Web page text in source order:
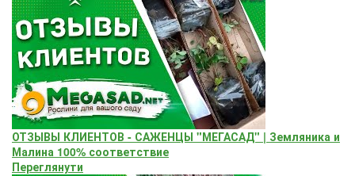
ОТЗЫВЫ КЛИЕНТОВ - САЖЕНЦЫ "МЕГАСАД" | Земляника и
Малина 100% соответствие
Переглянути